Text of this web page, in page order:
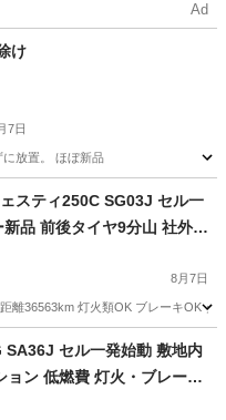
Ad
け
7日
放置。 ほぼ新品
ェスティ250C SG03J セル一
品 前後タイヤ9分山 社外マ
8月7日
離36563km 灯火類OK ブレーキOK
SA36J セル一発始動 敷地内
ョン 低燃費 灯火・ブレーキ